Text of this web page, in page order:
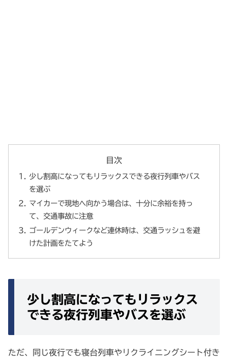
目次
少し割高になってもリラックスできる夜行列車やバス
を選ぶ
マイカーで現地へ向かう場合は、十分に余裕を持っ
て、交通事故に注意
ゴールデンウィークなど連休時は、交通ラッシュを避
けた計画をたてよう
少し割高になってもリラックス
できる夜行列車やバスを選ぶ
ただ、同じ夜行でも寝台列車やリクライニングシート付き